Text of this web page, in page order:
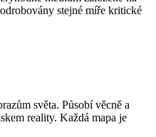
stejné míře kritické
světa. Působí věcně a
reality. Každá mapa je